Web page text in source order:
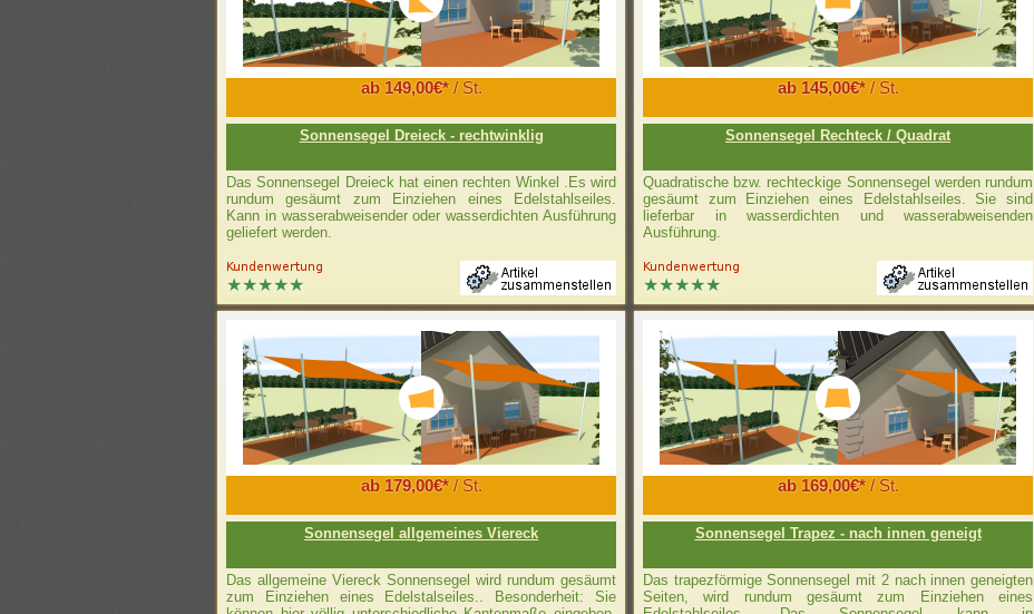
ab 149,00€*/ St.
Sonnensegel Dreieck - rechtwinklig
Das Sonnensegel Dreieck hat einen rechten Winkel .Es wird
rundum gesäumt zum Einziehen eines Edelstahlseiles.
Kann in wasserabweisender oder wasserdichten Ausführung
geliefert werden.
ab 145,00€*/ St.
Sonnensegel Rechteck / Quadrat
Quadratische bzw. rechteckige Sonnensegel werden rundum
gesäumt zum Einziehen eines Edelstahlseiles. Sie sind
lieferbar in wasserdichten und wasserabweisenden
Ausführung.
ab 179,00€*/ St.
Sonnensegel allgemeines Viereck
Das allgemeine Viereck Sonnensegel wird rundum gesäumt
zum Einziehen eines Edelstalseiles.. Besonderheit: Sie
ab 169,00€*/ St.
Sonnensegel Trapez - nach innen geneigt
Das trapezförmige Sonnensegel mit 2 nach innen geneigten
Seiten, wird rundum gesäumt zum Einziehen eines